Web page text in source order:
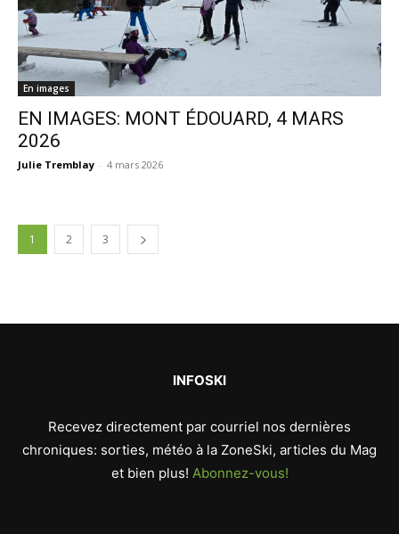
En images
EN IMAGES: MONT ÉDOUARD, 4 MARS
2026
Julie Tremblay - 4 mars 2026
1 2 3
INFOSKI
Recevez directement par courriel nos dernières
chroniques: sorties, météo à la ZoneSki, articles du Mag
et bien plus! Abonnez-vous!